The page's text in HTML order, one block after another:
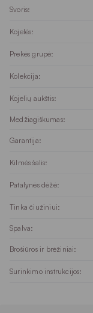
Svoris:
Kojelės:
Prekės grupė:
Kolekcija:
Kojelių aukštis:
Medžiagiškumas:
Garantija:
Kilmės šalis:
Patalynės dėžė:
Tinka čiužiniui:
Spalva:
Brošiūros ir brėžiniai:
Surinkimo instrukcijos: